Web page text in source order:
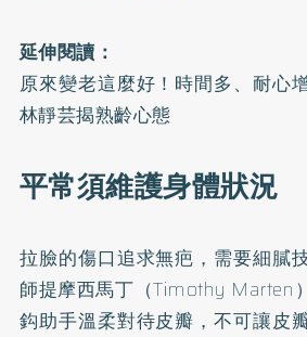
延伸閱讀：
原來變老這麼好！時間多、耐心
林靜芸揭熟齡心態
平常須維護身體狀況
拉臉的傷口追求無疤，需要細膩
師提摩西馬丁（Timothy Marten
鈎助手溫柔對待皮瓣，不可讓皮